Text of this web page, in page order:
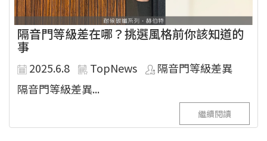
隔音門等級差在哪？挑選風格前你該知道的
事
2025.6.8 TopNews
隔音門等級差異
隔音門等級差異...
繼續閱讀